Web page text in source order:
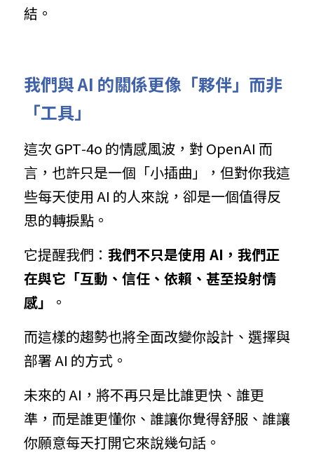
結。
我們與 AI 的關係更像「夥伴」而非
「工具」
這次 GPT‑4o 的情感風波，對 OpenAI 而
言，也許只是一個「小插曲」，但對你我這
些每天使用 AI 的人來說，卻是一個值得反
思的轉捩點。
它提醒我們： 我們不只是使用 AI，我們正
在與它「互動、信任、依賴、甚至投射情
感」
。
而這樣的趨勢也將全面改變你設計、選擇與
部署 AI 的方式。
未來的 AI，將不再只是比誰更快、誰更
準，而是誰更懂你、誰讓你覺得舒服、誰讓
你願意每天打開它來說幾句話。